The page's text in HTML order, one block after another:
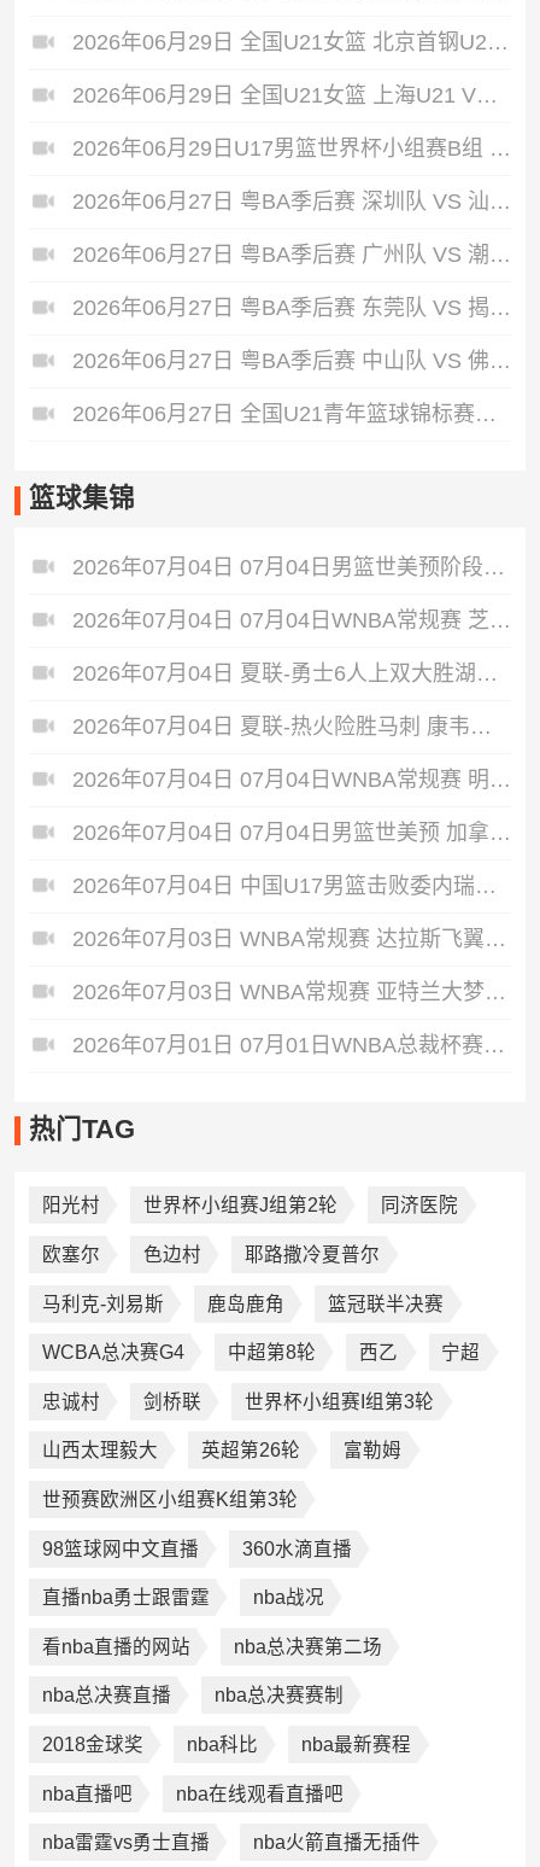
2026年06月29日 全国U21女篮 北京首钢U21 VS 福建U21女篮 全场录像
2026年06月29日 全国U21女篮 上海U21 VS 新疆天山U21 全场录像
2026年06月29日U17男篮世界杯小组赛B组 中国U17男篮 - 加拿大U17男篮 录像
2026年06月27日 粤BA季后赛 深圳队 VS 汕头队 全场录像
2026年06月27日 粤BA季后赛 广州队 VS 潮州队 全场录像
2026年06月27日 粤BA季后赛 东莞队 VS 揭阳队 全场录像
2026年06月27日 粤BA季后赛 中山队 VS 佛山队 全场录像
2026年06月27日 全国U21青年篮球锦标赛女子组第5轮 广东U21女篮 VS 上海U21 全场录像
篮球集锦
2026年07月04日 07月04日男篮世美预阶段一 多米尼加男篮 81 - 82 美国男篮 集锦
2026年07月04日 07月04日WNBA常规赛 芝加哥天空 90 - 98 拉斯维加斯王牌 集锦
2026年07月04日 夏联-勇士6人上双大胜湖人 伦德伯格6中6砍19+5+6 卡尔19分
2026年07月04日 夏联-热火险胜马刺 康韦尔21分 李贤重首秀三分+快攻拿5分
2026年07月04日 07月04日WNBA常规赛 明尼苏达山猫 86 - 99 纽约自由人 集锦
2026年07月04日 07月04日男篮世美预 加拿大男篮 110 - 84 波多黎各男篮 集锦
2026年07月04日 中国U17男篮击败委内瑞拉U17男篮 张懿赵杰15+7+5 陈昱休18+7
2026年07月03日 WNBA常规赛 达拉斯飞翼 86 - 83 康涅狄格太阳 全场集锦
2026年07月03日 WNBA常规赛 亚特兰大梦想 76 - 81 华盛顿神秘人 全场集锦
2026年07月01日 07月01日WNBA总裁杯赛冠军赛 拉斯维加斯王牌 85 - 93 纽约自由人 集锦
热门TAG
阳光村 世界杯小组赛J组第2轮 同济医院
欧塞尔 色边村 耶路撒冷夏普尔
马利克-刘易斯 鹿岛鹿角 篮冠联半决赛
WCBA总决赛G4 中超第8轮 西乙 宁超
忠诚村 剑桥联 世界杯小组赛I组第3轮
山西太理毅大 英超第26轮 富勒姆
世预赛欧洲区小组赛K组第3轮
98篮球网中文直播 360水滴直播
直播nba勇士跟雷霆 nba战况
看nba直播的网站 nba总决赛第二场
nba总决赛直播 nba总决赛赛制
2018金球奖 nba科比 nba最新赛程
nba直播吧 nba在线观看直播吧
nba雷霆vs勇士直播 nba火箭直播无插件